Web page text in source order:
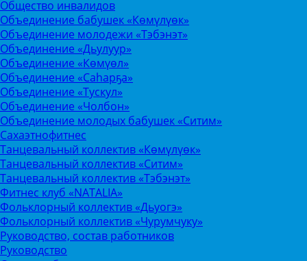
Общество инвалидов
Объединение бабушек «Көмүлүөк»
Объединение молодежи «Тэбэнэт»
Объединение «Дьулуур»
Объединение «Көмүөл»
Объединение «Саhарҕа»
Объединение «Тускул»
Объединение «Чолбон»
Объединение молодых бабушек «Ситим»
Сахаэтнофитнес
Танцевальный коллектив «Көмүлүөк»
Танцевальный коллектив «Ситим»
Танцевальный коллектив «Тэбэнэт»
Фитнес клуб «NATALIA»
Фольклорный коллектив «Дьуогэ»
Фольклорный коллектив «Чурумчуку»
Руководство, состав работников
Руководство